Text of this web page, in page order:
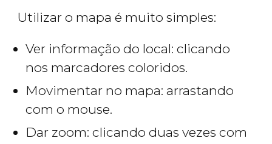
Utilizar o mapa é muito simples:
Ver informação do local: clicando
nos marcadores coloridos.
Movimentar no mapa: arrastando
com o mouse.
Dar zoom: clicando duas vezes com